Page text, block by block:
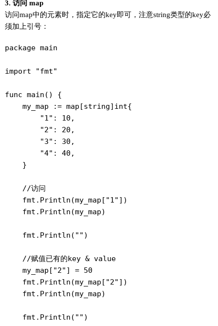
3. 访问 map
访问map中的元素时，指定它的key即可，注意string类型的key必
须加上引号：
package main
import "fmt"
func main() {
    my_map := map[string]int{
        "1": 10,
        "2": 20,
        "3": 30,
        "4": 40,
    }
    //访问
    fmt.Println(my_map["1"])
    fmt.Println(my_map)
    fmt.Println("")
    //赋值已有的key & value
    my_map["2"] = 50
    fmt.Println(my_map["2"])
    fmt.Println(my_map)
    fmt.Println("")